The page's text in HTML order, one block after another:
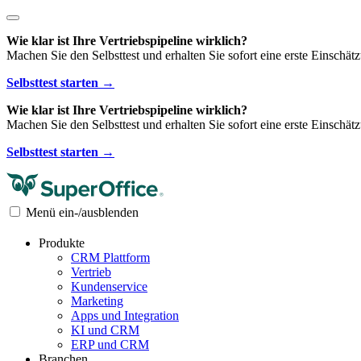
Wie klar ist Ihre Vertriebspipeline wirklich?
Machen Sie den Selbsttest und erhalten Sie sofort eine erste
Selbsttest starten →
Wie klar ist Ihre Vertriebspipeline wirklich?
Machen Sie den Selbsttest und erhalten Sie sofort eine erste
Selbsttest starten →
Menü ein-/ausblenden
Produkte
CRM Plattform
Vertrieb
Kundenservice
Marketing
Apps und Integration
KI und CRM
ERP und CRM